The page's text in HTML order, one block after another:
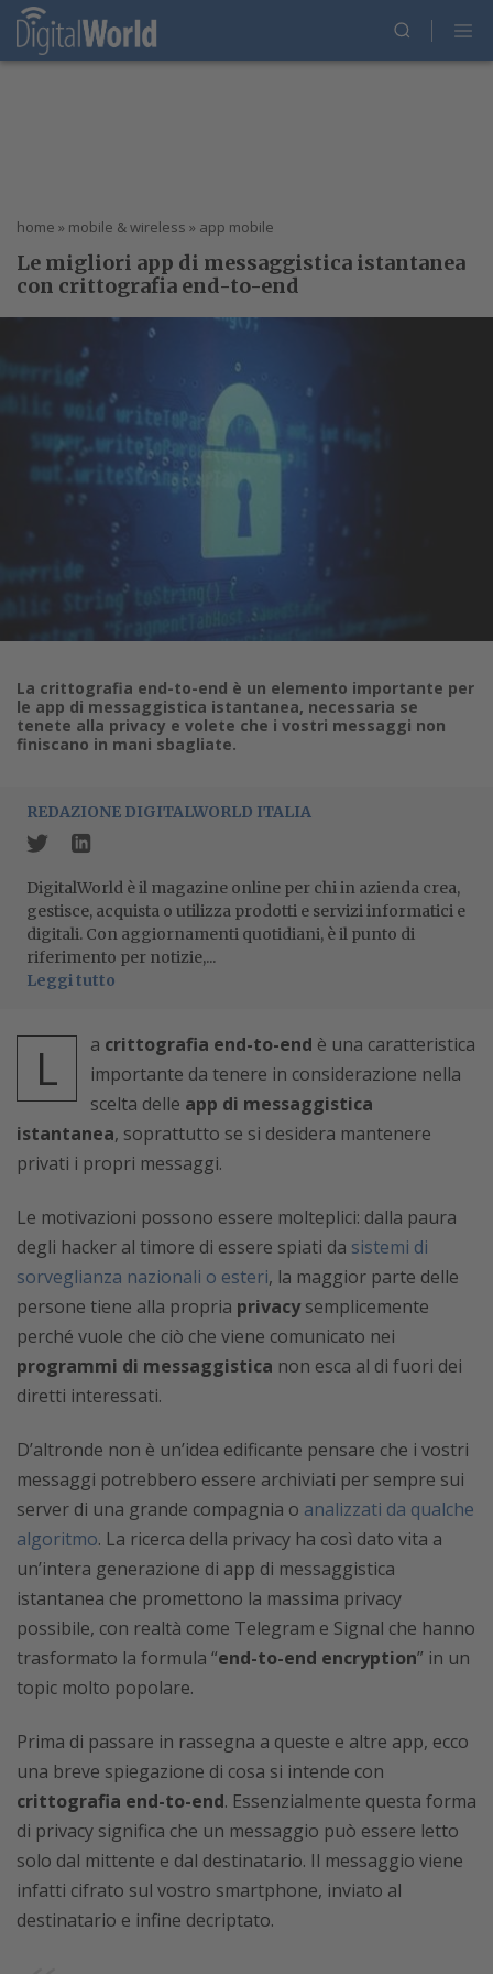
home » mobile & wireless » app mobile
Le migliori app di messaggistica istantanea
con crittografia end-to-end
La crittografia end-to-end è un elemento importante per
le app di messaggistica istantanea, necessaria se
tenete alla privacy e volete che i vostri messaggi non
finiscano in mani sbagliate.
REDAZIONE DIGITALWORLD ITALIA
DigitalWorld è il magazine online per chi in azienda crea,
gestisce, acquista o utilizza prodotti e servizi informatici e
digitali. Con aggiornamenti quotidiani, è il punto di
riferimento per notizie,...
Leggi tutto
L a crittografia end-to-end è una caratteristica
importante da tenere in considerazione nella
scelta delle app di messaggistica
istantanea, soprattutto se si desidera mantenere
privati i propri messaggi.
Le motivazioni possono essere molteplici: dalla paura
degli hacker al timore di essere spiati da sistemi di
sorveglianza nazionali o esteri, la maggior parte delle
persone tiene alla propria privacysemplicemente
perché vuole che ciò che viene comunicato nei
programmi di messaggistica non esca al di fuori dei
diretti interessati.
D’altronde non è un’idea edificante pensare che i vostri
messaggi potrebbero essere archiviati per sempre sui
server di una grande compagnia o analizzati da qualche
algoritmo. La ricerca della privacy ha così dato vita a
un’intera generazione di app di messaggistica
istantanea che promettono la massima privacy
possibile, con realtà come Telegram e Signal che hanno
trasformato la formula “end-to-end encryption” in un
topic molto popolare.
Prima di passare in rassegna a queste e altre app, ecco
una breve spiegazione di cosa si intende con
crittografia end-to-end. Essenzialmente questa forma
di privacy significa che un messaggio può essere letto
solo dal mittente e dal destinatario. Il messaggio viene
infatti cifrato sul vostro smartphone, inviato al
destinatario e infine decriptato.